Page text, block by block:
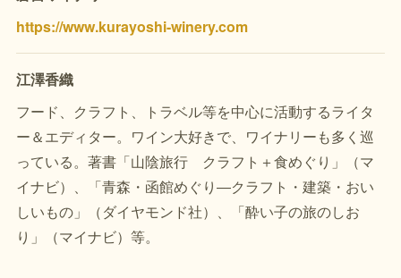
https://www.kurayoshi-winery.com
江澤香織
フード、クラフト、トラベル等を中心に活動するライタ
ー＆エディター。ワイン大好きで、ワイナリーも多く巡
っている。著書「山陰旅行 クラフト＋食めぐり」（マ
イナビ）、「青森・函館めぐり―クラフト・建築・おい
しいもの」（ダイヤモンド社）、「酔い子の旅のしお
り」（マイナビ）等。